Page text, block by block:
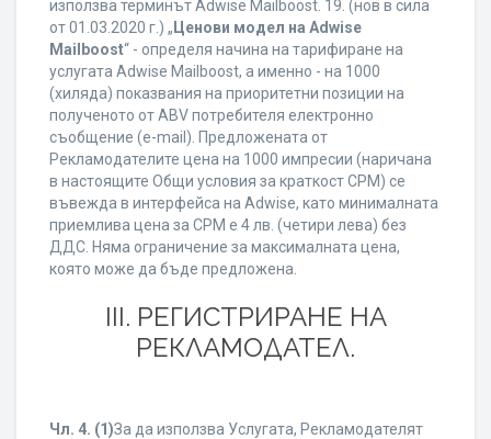
използва терминът Adwise Mailboost. 19. (нов в сила
от 01.03.2020 г.) „ Ценови модел на Adwise
Mailboost“ - определя начина на тарифиране на
услугата Adwise Mailboost, а именно - на 1000
(хиляда) показвания на приоритетни позиции на
полученото от ABV потребителя електронно
съобщение (e-mail). Предложената от
Рекламодателите цена на 1000 импресии (наричана
в настоящите Общи условия за краткост CPM) се
въвежда в интерфейса на Adwise, като минималната
приемлива цена за CPM е 4 лв. (четири лева) без
ДДС. Няма ограничение за максималната цена,
която може да бъде предложена.
ІІІ. РЕГИСТРИРАНЕ НА
РЕКЛАМОДАТЕЛ.
Чл. 4. (1)За да използва Услугата, Рекламодателят